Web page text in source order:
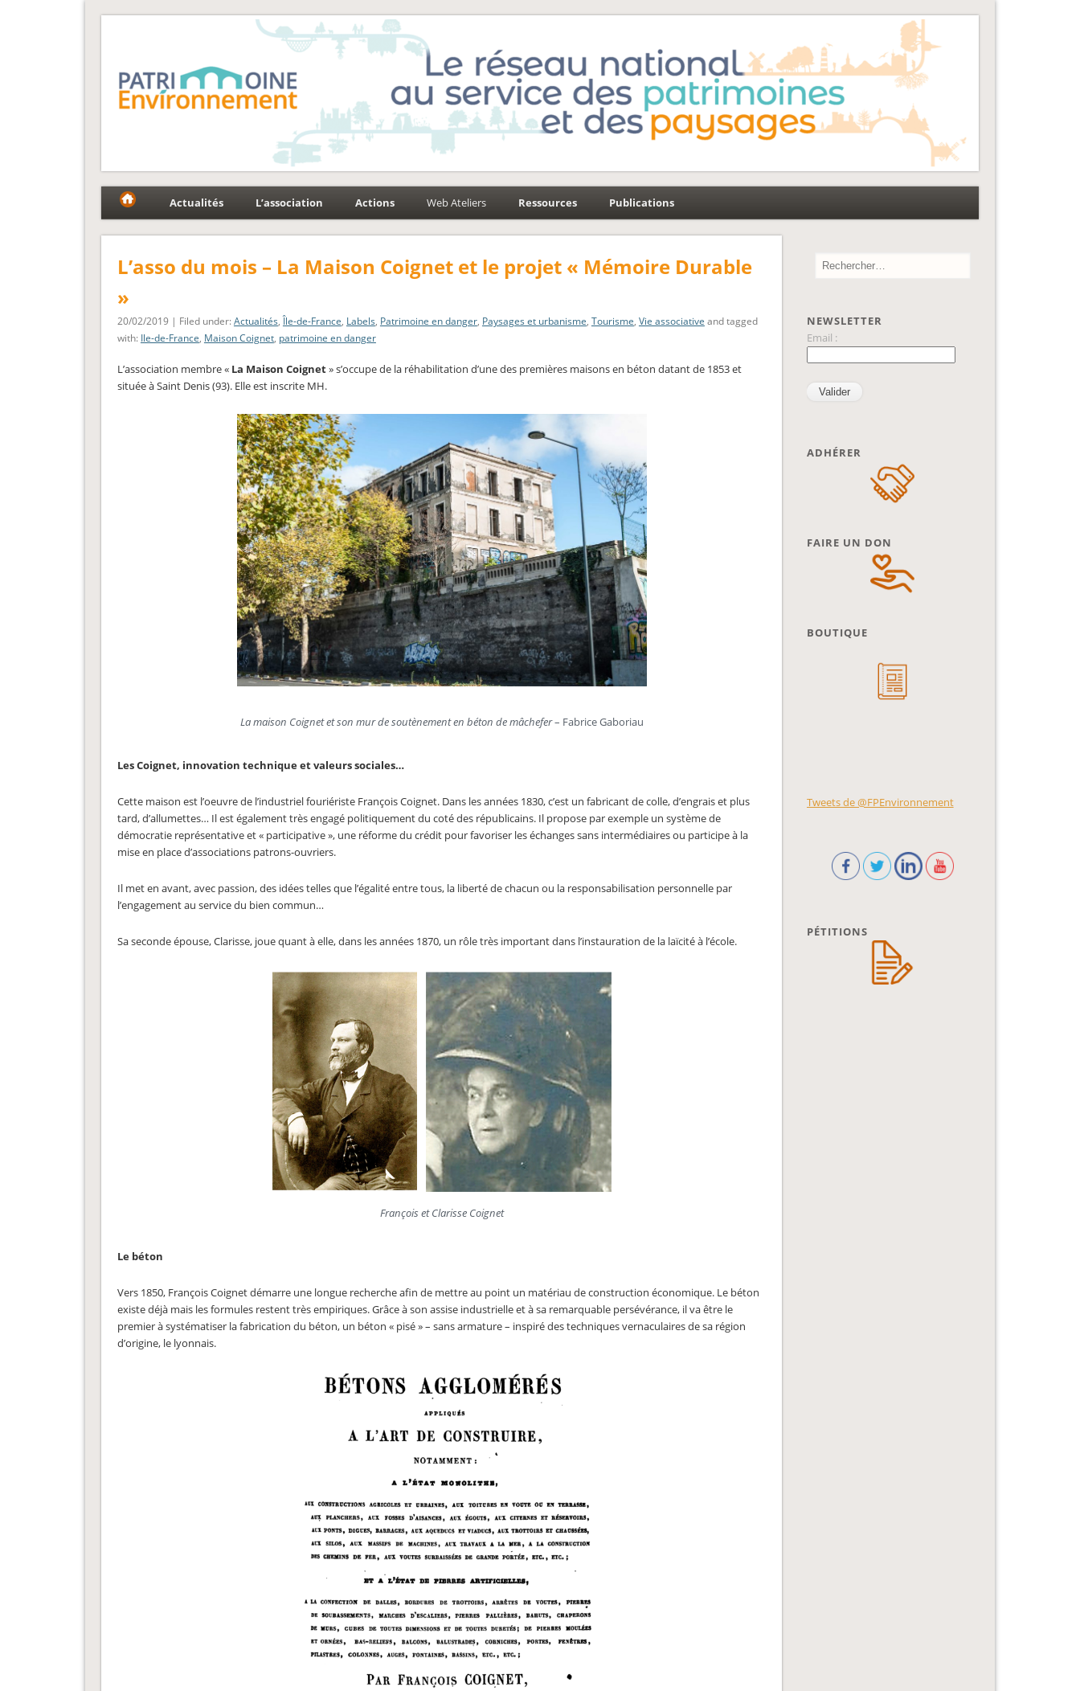
Fédération Patrimoine-Environnement
Actualités L’association Actions Web Ateliers Ressources Publications
L’asso du mois – La Maison Coignet et le projet « Mémoire Durable
»
20/02/2019 | Filed under:Actualités, Île-de-France, Labels, Patrimoine en danger, Paysages et urbanisme, Tourisme, Vie associative and tagged
with: Ile-de-France, Maison Coignet, patrimoine en danger
L’association membre « La Maison Coignet» s’occupe de la réhabilitation d’une des premières maisons en béton datant de 1853 et
située à Saint Denis (93). Elle est inscrite MH.
La maison Coignet et son mur de soutènement en béton de mâchefer– Fabrice Gaboriau
Les Coignet, innovation technique et valeurs sociales…
Cette maison est l’oeuvre de l’industriel fouriériste François Coignet. Dans les années 1830, c’est un fabricant de colle, d’engrais et plus
tard, d’allumettes… Il est également très engagé politiquement du coté des républicains. Il propose par exemple un système de
démocratie représentative et « participative », une réforme du crédit pour favoriser les échanges sans intermédiaires ou participe à la
mise en place d’associations patrons-ouvriers.
Il met en avant, avec passion, des idées telles que l’égalité entre tous, la liberté de chacun ou la responsabilisation personnelle par
l’engagement au service du bien commun…
Sa seconde épouse, Clarisse, joue quant à elle, dans les années 1870, un rôle très important dans l’instauration de la laïcité à l’école.
François et Clarisse Coignet
Le béton
Vers 1850, François Coignet démarre une longue recherche afin de mettre au point un matériau de construction économique. Le béton
existe déjà mais les formules restent très empiriques. Grâce à son assise industrielle et à sa remarquable persévérance, il va être le
premier à systématiser la fabrication du béton, un béton « pisé » – sans armature – inspiré des techniques vernaculaires de sa région
d’origine, le lyonnais.
NEWSLETTER
Email :
ADHÉRER
FAIRE UN DON
BOUTIQUE
Tweets de @FPEnvironnement
PÉTITIONS